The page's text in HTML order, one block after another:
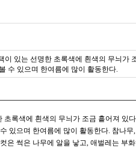
이 있는 선명한 초록색에 흰색의 무늬가
수 있으며 한여름에 많이 활동한다.
초록색에 흰색의 무늬가 조금 흩어져 있
있으며 한여름에 많이 활동한다. 참나무,
은 썩은 나무에 알을 낳고, 애벌레는 부화